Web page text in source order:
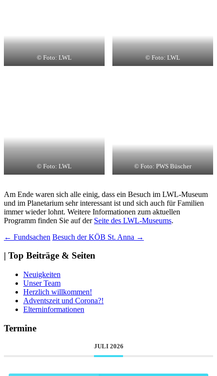
© Foto: LWL © Foto: LWL
© Foto: LWL © Foto: PWS Büscher
Am Ende waren sich alle einig, dass ein Besuch im LWL-Museum
und im Planetarium sehr interessant ist und sich auch für Familien
immer wieder lohnt. Weitere Informationen zum aktuellen
Programm finden Sie auf der Seite des LWL-Museums.
Beitragsnavigation
← Fundsachen Besuch der KÖB St. Anna →
| Top Beiträge & Seiten
Neuigkeiten
Unser Team
Herzlich willkommen!
Adventszeit und Corona?!
Elterninformationen
Termine
JULI 2026